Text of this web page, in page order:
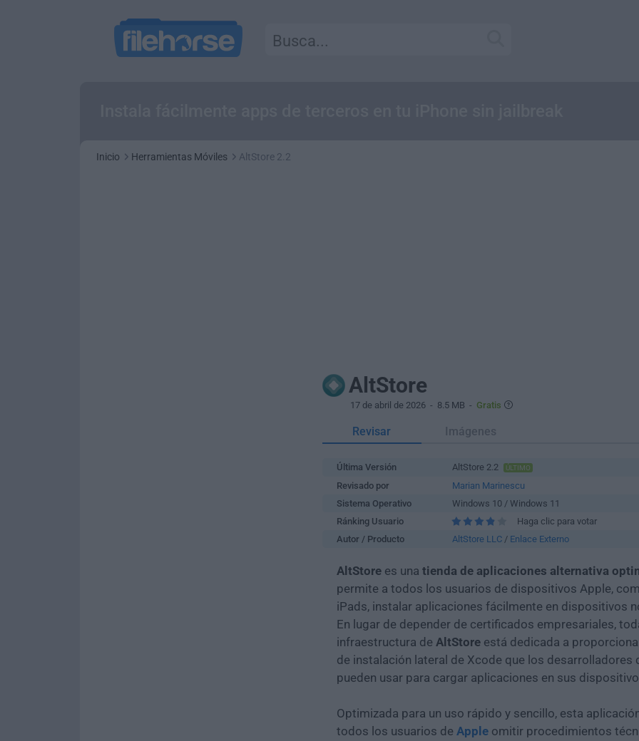
Inicio Herramientas Móviles AltStore 2.2
AltStore
17 de abril de 2026 - 8.5 MB - Gratis
Revisar Imágenes
Última Versión AltStore 2.2 ÚLTIMO
Revisado por
Marian Marinescu
Sistema Operativo
Windows 10 / Windows 11
Ránking Usuario
Haga clic para votar
Autor / Producto
AltStore LLC / Enlace Externo
AltStore es una tienda de aplicaciones alternativa
permite a todos los usuarios de dispositivos Apple,
iPads, instalar aplicaciones fácilmente en dispositivos
En lugar de depender de certificados empresariales,
infraestructura de AltStore está dedicada a
de instalación lateral de Xcode que los desarrolladores
pueden usar para cargar aplicaciones en sus
Optimizada para un uso rápido y sencillo, esta
todos los usuarios de Apple omitir procedimientos